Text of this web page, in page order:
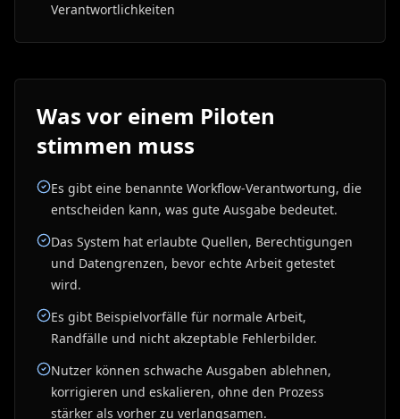
Verantwortlichkeiten
Was vor einem Piloten
stimmen muss
Es gibt eine benannte Workflow-Verantwortung, die
entscheiden kann, was gute Ausgabe bedeutet.
Das System hat erlaubte Quellen, Berechtigungen
und Datengrenzen, bevor echte Arbeit getestet
wird.
Es gibt Beispielvorfälle für normale Arbeit,
Randfälle und nicht akzeptable Fehlerbilder.
Nutzer können schwache Ausgaben ablehnen,
korrigieren und eskalieren, ohne den Prozess
stärker als vorher zu verlangsamen.